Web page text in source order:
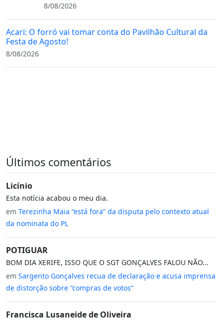
8/08/2026
Acari: O forró vai tomar conta do Pavilhão Cultural da
Festa de Agosto!
8/08/2026
Últimos comentários
Licínio
Esta notícia acabou o meu dia.
em Terezinha Maia “está fora” da disputa pelo contexto atual
da nominata do PL
POTIGUAR
BOM DIA XERIFE, ISSO QUE O SGT GONÇALVES FALOU NÃO...
em Sargento Gonçalves recua de declaração e acusa imprensa
de distorção sobre “compras de votos”
Francisca Lusaneide de Oliveira